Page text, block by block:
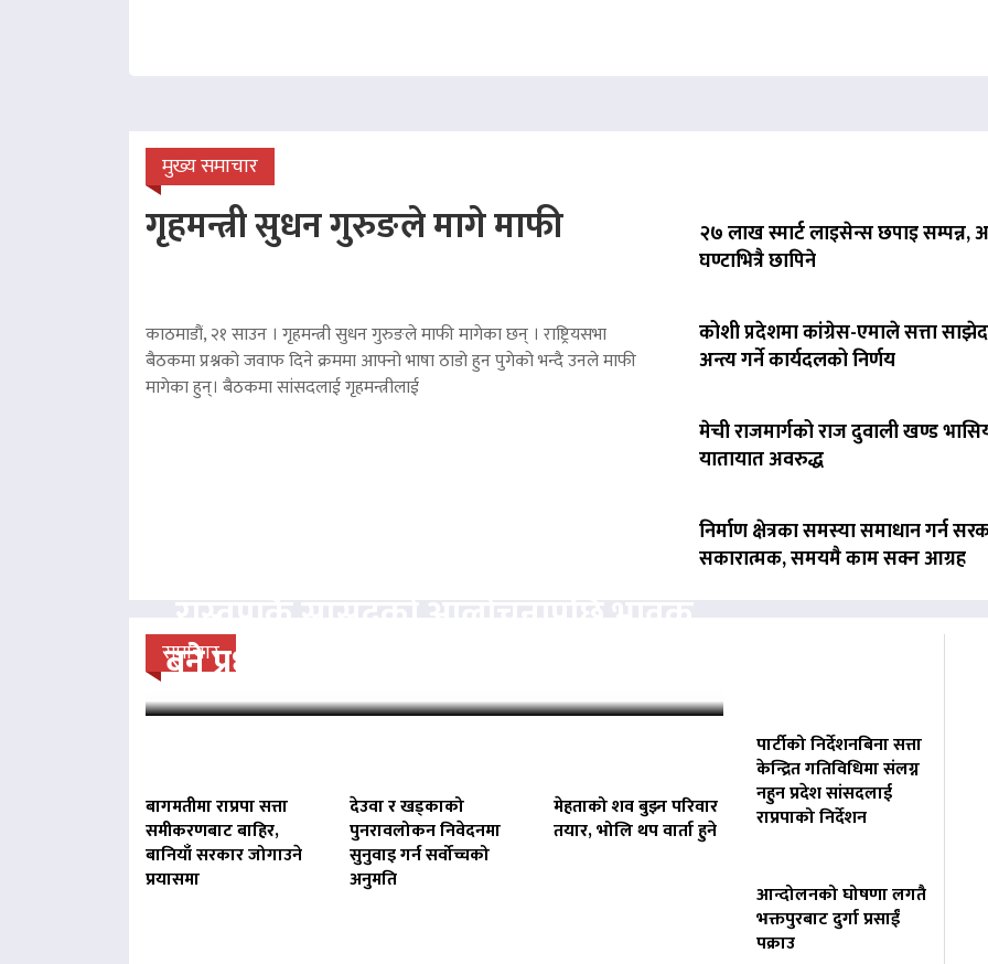
मुख्य समाचार
गृहमन्त्री सुधन गुरुङले मागे माफी
काठमाडौं, २१ साउन । गृहमन्त्री सुधन गुरुङले माफी मागेका छन् । राष्ट्रियसभा
बैठकमा प्रश्नको जवाफ दिने क्रममा आफ्नो भाषा ठाडो हुन पुगेको भन्दै उनले माफी
मागेका हुन्। बैठकमा सांसदलाई गृहमन्त्रीलाई
२७ लाख स्मार्ट लाइसेन्स छपाइ सम्पन्न,
घण्टाभित्रै छापिने
कोशी प्रदेशमा कांग्रेस-एमाले सत्ता
अन्त्य गर्ने कार्यदलको निर्णय
मेची राजमार्गको राज दुवाली खण्ड
यातायात अवरुद्ध
निर्माण क्षेत्रका समस्या समाधान गर्न
सकारात्मक, समयमै काम सक्न आग्रह
समाचार
बने प्रधानमन्त्री बालेन : ‘कहिलेकाहीँ एक्लै…
बागमतीमा राप्रपा सत्ता
समीकरणबाट बाहिर,
बानियाँ सरकार जोगाउने
प्रयासमा
देउवा र खड्काको
पुनरावलोकन निवेदनमा
सुनुवाइ गर्न सर्वोच्चको
अनुमति
मेहताको शव बुझ्न परिवार
तयार, भोलि थप वार्ता हुने
पार्टीको निर्देशनबिना सत्ता
केन्द्रित गतिविधिमा संलग्न
नहुन प्रदेश सांसदलाई
राप्रपाको निर्देशन
आन्दोलनको घोषणा लगतै
भक्तपुरबाट दुर्गा प्रसाईं
पक्राउ